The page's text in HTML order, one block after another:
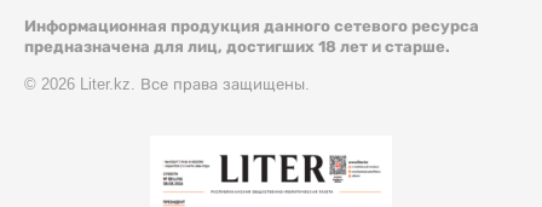
Информационная продукция данного сетевого ресурса
предназначена для лиц, достигших 18 лет и старше.
© 2026 Liter.kz. Все права защищены.